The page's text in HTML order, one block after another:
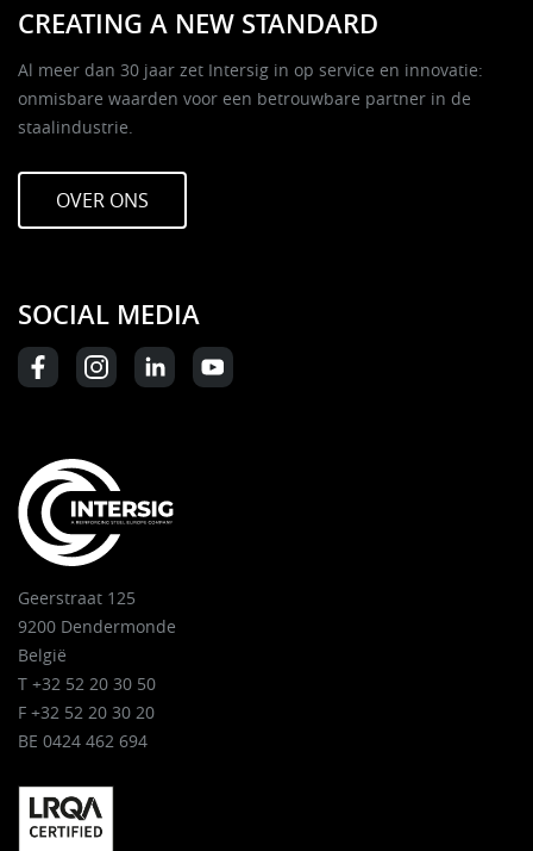
CREATING A NEW STANDARD
Al meer dan 30 jaar zet Intersig in op service en innovatie:
onmisbare waarden voor een betrouwbare partner in de
staalindustrie.
OVER ONS
SOCIAL MEDIA
Geerstraat 125
9200 Dendermonde
België
T +32 52 20 30 50
F +32 52 20 30 20
BE 0424 462 694